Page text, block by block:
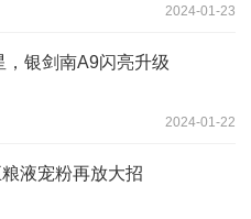
2024-01-23
，银剑南A9闪亮升级
2024-01-22
液宠粉再放大招